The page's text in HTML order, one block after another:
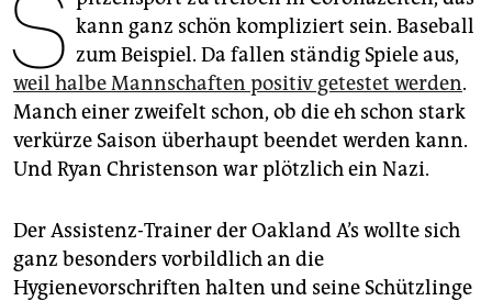
unterstützen
abo
genossenschaft
epaper login
S kann ganz schön kompliziert sein. Baseball
zum Beispiel. Da fallen ständig Spiele aus,
weil halbe Mannschaften positiv getestet werden.
Manch einer zweifelt schon, ob die eh schon stark
verkürze Saison überhaupt beendet werden kann.
Und Ryan Christenson war plötzlich ein Nazi.
Der Assistenz-Trainer der Oak­land A’s wollte sich
ganz besonders vorbildlich an die
Hygienevorschriften halten und seine Schützlinge